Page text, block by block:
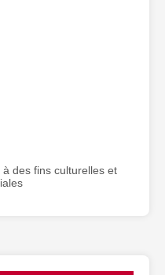
des fins culturelles et